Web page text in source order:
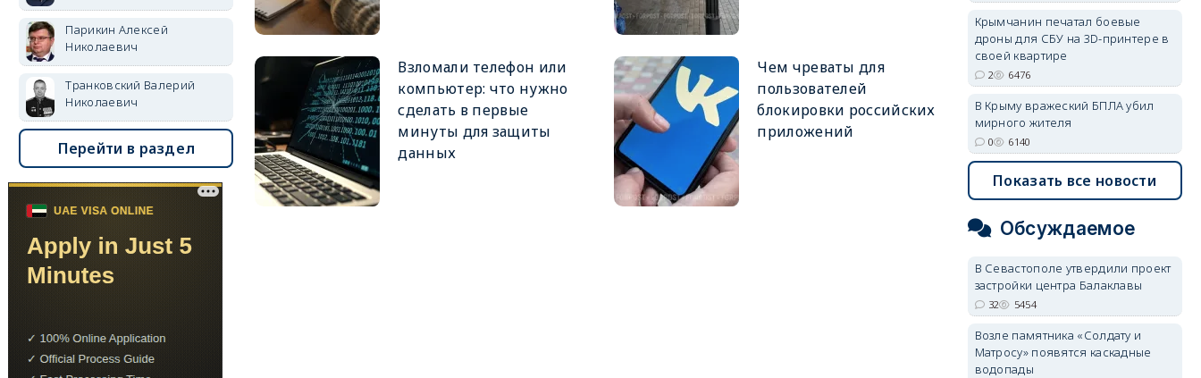
Взломали телефон или
компьютер: что нужно
сделать в первые
минуты для защиты
данных
Чем чреваты для
пользователей
блокировки российских
приложений
Парикин Алексей
Николаевич
Транковский Валерий
Николаевич
Перейти в раздел
Крымчанин печатал боевые
дроны для СБУ на 3D-принтере в
своей квартире
2 6476
В Крыму вражеский БПЛА убил
мирного жителя
0 6140
Показать все новости
Обсуждаемое
В Севастополе утвердили проект
застройки центра Балаклавы
32 5454
Возле памятника «Солдату и
Матросу» появятся каскадные
водопады